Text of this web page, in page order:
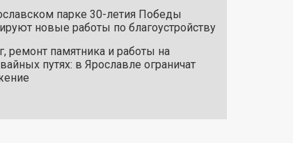
парке 30-летия Победы
новые работы по благоустройству
ремонт памятника и работы на
путях: в Ярославле ограничат